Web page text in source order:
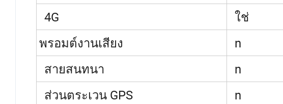
4G
ใช่
พรอมต์งานเสียง
n
สายสนทนา
n
ส่วนตระเวน GPS
n